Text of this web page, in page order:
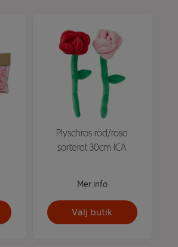
Plyschros röd/rosa
sorterat 30cm ICA
Mer info
Välj butik